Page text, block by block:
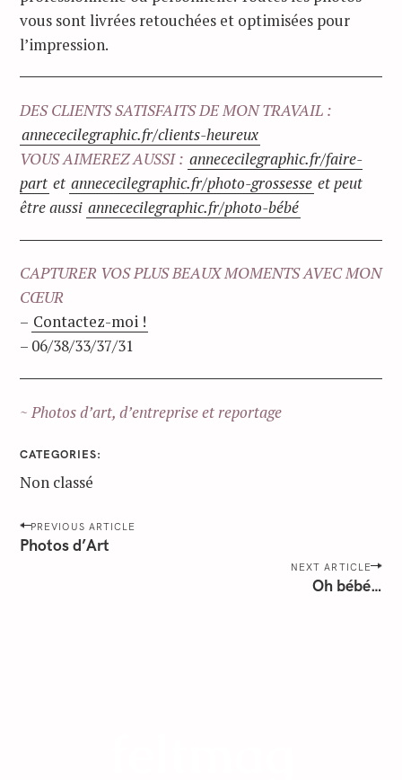
vous sont livrées retouchées et optimisées pour
l’impression.
DES CLIENTS SATISFAITS DE MON TRAVAIL :
annececilegraphic.fr/clients-heureux
VOUS AIMEREZ AUSSI : annececilegraphic.fr/faire-
part et annececilegraphic.fr/photo-grossesse et peut
être aussi annececilegraphic.fr/photo-bébé
CAPTURER VOS PLUS BEAUX MOMENTS AVEC MON
CŒUR
– Contactez-moi !
– 06/38/33/37/31
~ Photos d’art, d’entreprise et reportage
CATEGORIES
Non classé
P
o
PREVIOUS ARTICLE
Photos d’Art
NEXT ARTICLE
Oh bébé…